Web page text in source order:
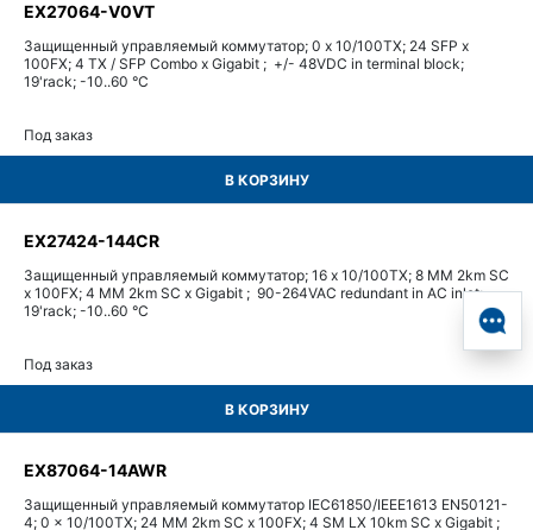
EX27064-V0VT
Защищенный управляемый коммутатор; 0 x 10/100TX; 24 SFP x
100FX; 4 TX / SFP Combo x Gigabit ; +/- 48VDC in terminal block;
19'rack; -10..60 °C
Под заказ
В КОРЗИНУ
EX27424-144CR
Защищенный управляемый коммутатор; 16 x 10/100TX; 8 MM 2km SC
x 100FX; 4 MM 2km SC x Gigabit ; 90-264VAC redundant in AC inlet;
19'rack; -10..60 °C
Под заказ
В КОРЗИНУ
EX87064-14AWR
Защищенный управляемый коммутатор IEC61850/IEEE1613 EN50121-
4; 0 x 10/100TX; 24 MM 2km SC x 100FX; 4 SM LX 10km SC x Gigabit ;